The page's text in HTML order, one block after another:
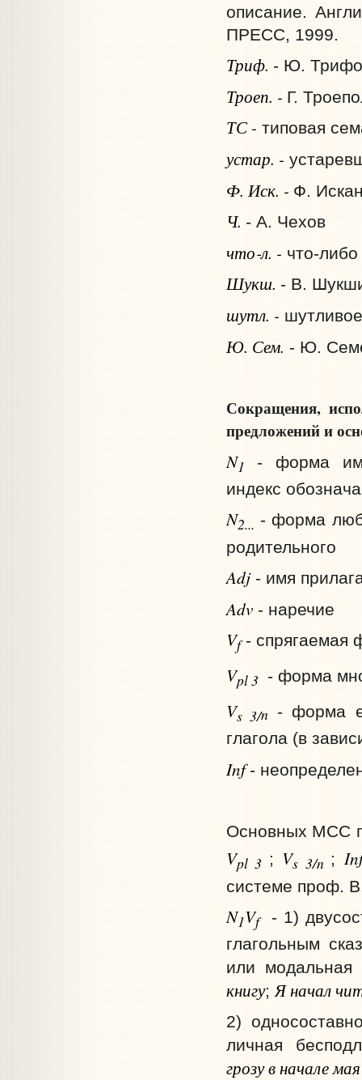
описание.
ПРЕСС, 1999.
Триф. - Ю.
Троеп. - Г.
ТС - типовая
устар. -
Ф. Иск. - Ф.
Ч. - А. Чехов
что‑л. - что-либо
Шукш. - В.
шутл. - шутливое
Ю. Сем. - Ю.
Сокращения,
предложений и
N1
- форма
индекс
N2... - форма
родительного
Adj- имя
Adv- наречие
Vf- спрягаемая
Vpl3 - форма
Vs3/n - форма
глагола (в
Inf-
Основных МСС
Vpl 3 ; Vs 3/n ;
системе проф.
N1Vf- 1)
глагольным
или
книгу; Я начал
2)
личная
грозу в начале мая